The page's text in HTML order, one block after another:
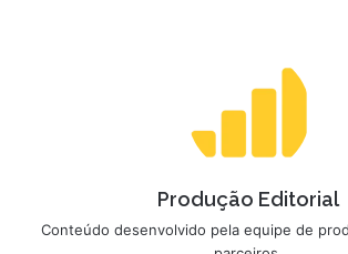
Produção Editorial
Conteúdo desenvolvido pela equipe de